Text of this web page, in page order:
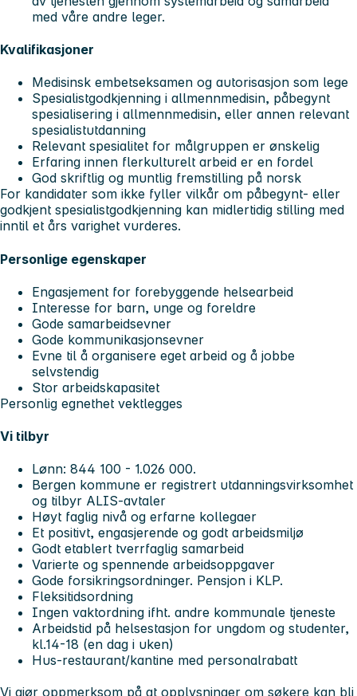
med våre andre leger.
Kvalifikasjoner
Medisinsk embetseksamen og autorisasjon som lege
Spesialistgodkjenning i allmennmedisin, påbegynt
spesialisering i allmennmedisin, eller annen relevant
spesialistutdanning
Relevant spesialitet for målgruppen er ønskelig
Erfaring innen flerkulturelt arbeid er en fordel
God skriftlig og muntlig fremstilling på norsk
For kandidater som ikke fyller vilkår om påbegynt- eller
godkjent spesialistgodkjenning kan midlertidig stilling med
inntil et års varighet vurderes.
Personlige egenskaper
Engasjement for forebyggende helsearbeid
Interesse for barn, unge og foreldre
Gode samarbeidsevner
Gode kommunikasjonsevner
Evne til å organisere eget arbeid og å jobbe
selvstendig
Stor arbeidskapasitet
Personlig egnethet vektlegges
Vi tilbyr
Lønn: 844 100 - 1.026 000.
Bergen kommune er registrert utdanningsvirksomhet
og tilbyr ALIS-avtaler
Høyt faglig nivå og erfarne kollegaer
Et positivt, engasjerende og godt arbeidsmiljø
Godt etablert tverrfaglig samarbeid
Varierte og spennende arbeidsoppgaver
Gode forsikringsordninger. Pensjon i KLP.
Fleksitidsordning
Ingen vaktordning ifht. andre kommunale tjeneste
Arbeidstid på helsestasjon for ungdom og studenter,
kl.14-18 (en dag i uken)
Hus-restaurant/kantine med personalrabatt
Vi gjør oppmerksom på at opplysninger om søkere kan bli